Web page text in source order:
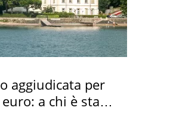
aggiudicata per
a chi è stata